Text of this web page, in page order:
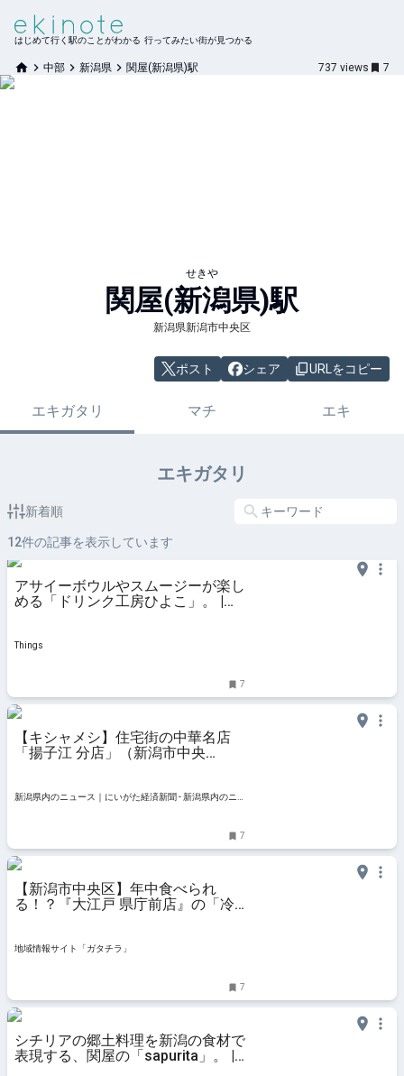
はじめて行く駅のことがわかる 行ってみたい街が見つかる
中部 新潟県 関屋(新潟県)駅 737 views 7
せきや
関屋(新潟県)駅
新潟県新潟市中央区
ポスト シェア URLをコピー
エキガタリ マチ エキ
エキガタリ
新着順
12件の記事を表示しています
アサイーボウルやスムージーが楽し
める「ドリンク工房ひよこ」。 |
Things
7
【キシャメシ】住宅街の中華名店
「揚子江 分店」（新潟市中央
ス｜にいがた経済新聞
新潟県内のニュース｜にいがた経済新聞 - 新潟県内のニ
7
【新潟市中央区】年中食べられ
る！？『大江戸 県庁前店』の「冷
ご紹介！ - 地域情報サイト「ガタチ
地域情報サイト「ガタチラ」
7
シチリアの郷土料理を新潟の食材で
表現する、関屋の「sapurita」。 |